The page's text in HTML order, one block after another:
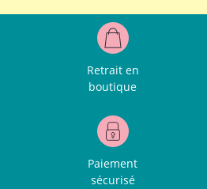
Retrait en
boutique
Paiement
sécurisé